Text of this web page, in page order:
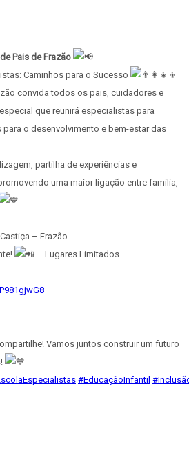
Pais de Frazão
Caminhos para o Sucesso
convida todos os pais, cuidadores e
que reunirá especialistas para
o desenvolvimento e bem-estar das
partilha de experiências e
uma maior ligação entre família,
– Frazão
– Lugares Limitados
Vamos juntos construir um futuro
#EducaçãoInfantil